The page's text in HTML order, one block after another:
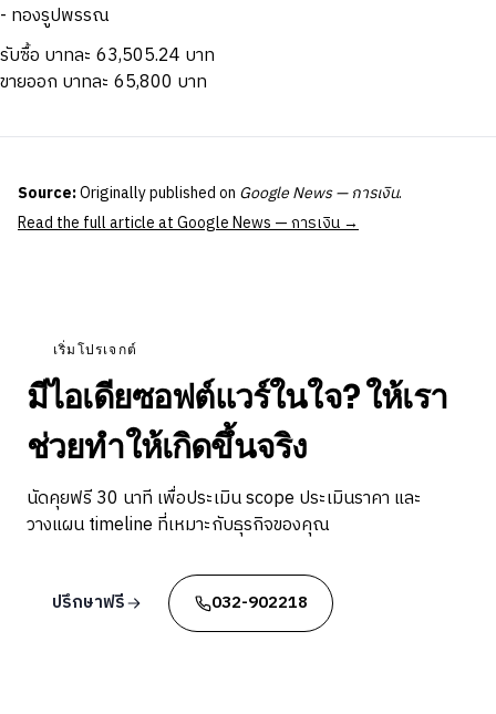
- ทองรูปพรรณ
รับซื้อ บาทละ 63,505.24 บาท
ขายออก บาทละ 65,800 บาท
Source:Originally published on Google News — การเงิน.
Read the full article at Google News — การเงิน →
เริ่มโปรเจกต์
มีไอเดียซอฟต์แวร์ในใจ? ให้เรา
ช่วยทำให้เกิดขึ้นจริง
นัดคุยฟรี 30 นาที เพื่อประเมิน scope ประเมินราคา และ
วางแผน timeline ที่เหมาะกับธุรกิจของคุณ
ปรึกษาฟรี 032-902218